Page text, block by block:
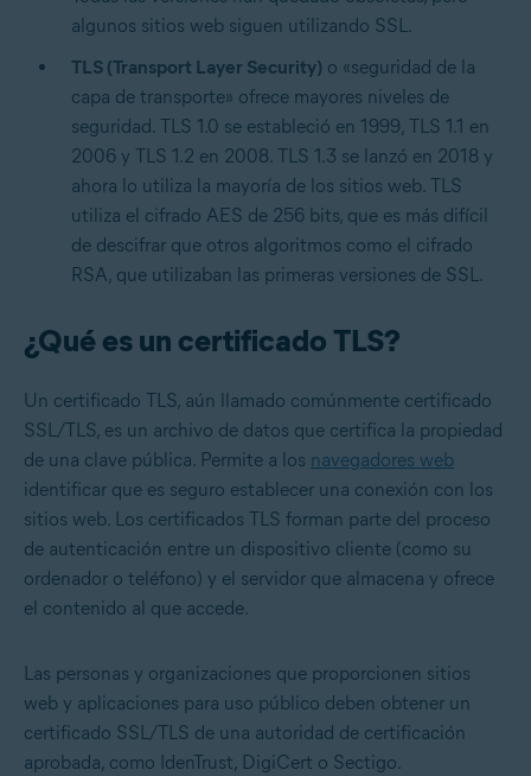
algunos sitios web siguen utilizando SSL.
TLS (Transport Layer Security) o «seguridad de la
capa de transporte» ofrece mayores niveles de
seguridad. TLS 1.0 se estableció en 1999, TLS 1.1 en
2006 y TLS 1.2 en 2008. TLS 1.3 se lanzó en 2018 y
ahora lo utiliza la mayoría de los sitios web. TLS
utiliza el cifrado AES de 256 bits, que es más difícil
de descifrar que otros algoritmos como el cifrado
RSA, que utilizaban las primeras versiones de SSL.
¿Qué es un certificado TLS?
Un certificado TLS, aún llamado comúnmente certificado
SSL/TLS, es un archivo de datos que certifica la propiedad
de una clave pública. Permite a los navegadores web
identificar que es seguro establecer una conexión con los
sitios web. Los certificados TLS forman parte del proceso
de autenticación entre un dispositivo cliente (como su
ordenador o teléfono) y el servidor que almacena y ofrece
el contenido al que accede.
Las personas y organizaciones que proporcionen sitios
web y aplicaciones para uso público deben obtener un
certificado SSL/TLS de una autoridad de certificación
aprobada, como IdenTrust, DigiCert o Sectigo.